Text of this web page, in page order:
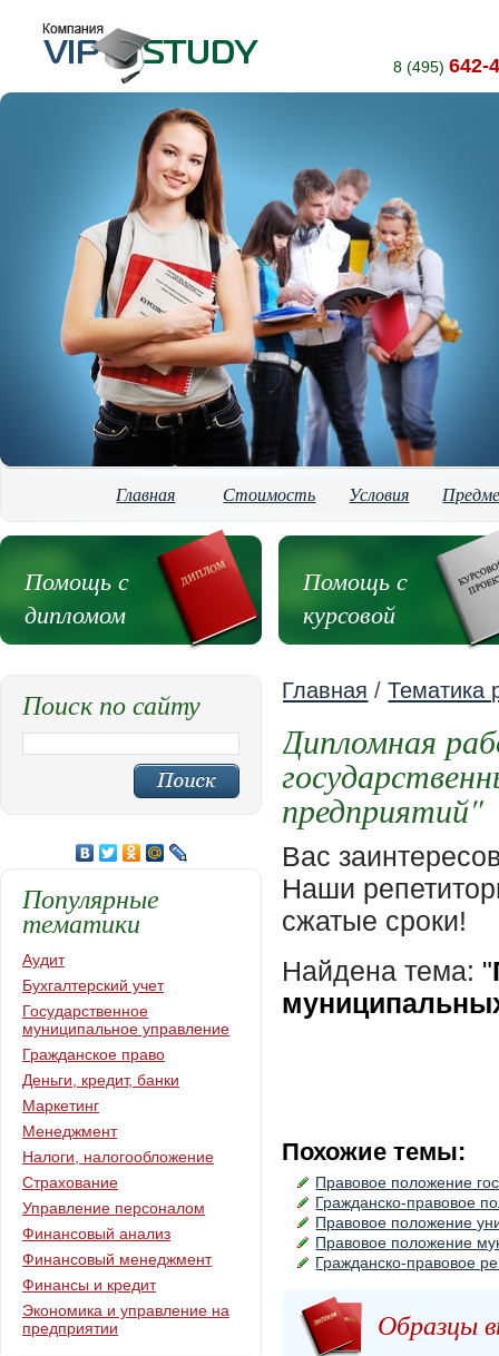
8 (495) 642-
Главная Стоимость Условия
Помощь с
дипломом
Помощь с
курсовой
Главная /Тематика
Дипломная
предприятий"
Вас
Наши
сжатые сроки!
Найдена тема: "
Похожие темы:
Правовое положение
Гражданско-правовое
Правовое положение
Правовое положение
Гражданско-правовое
Образцы
Поиск по сайту
Популярные
тематики
Аудит
Бухгалтерский учет
Государственное
муниципальное управление
Гражданское право
Деньги, кредит, банки
Маркетинг
Менеджмент
Налоги, налогообложение
Страхование
Управление персоналом
Финансовый анализ
Финансовый менеджмент
Финансы и кредит
Экономика и управление на
предприятии